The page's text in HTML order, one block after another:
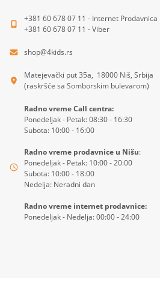
+381 60 678 07 11 - Internet Prodavnica
+381 60 678 07 11 - Viber
shop@4kids.rs
Matejevački put 35a, 18000 Niš, Srbija
(raskršće sa Somborskim bulevarom)
Radno vreme Call centra:
Ponedeljak - Petak: 08:30 - 16:30
Subota: 10:00 - 16:00
Radno vreme prodavnice u Nišu:
Ponedeljak - Petak: 10:00 - 20:00
Subota: 10:00 - 18:00
Nedelja: Neradni dan
Radno vreme internet prodavnice:
Ponedeljak - Nedelja: 00:00 - 24:00